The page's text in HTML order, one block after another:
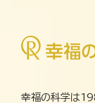
幸福の科学は